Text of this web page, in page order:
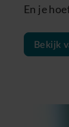
En je
Bekijk